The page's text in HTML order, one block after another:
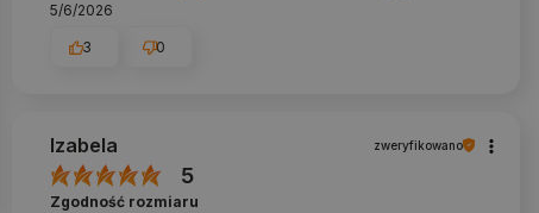
5/6/2026
3 0
Izabela zweryfikowano
5
Zgodność rozmiaru